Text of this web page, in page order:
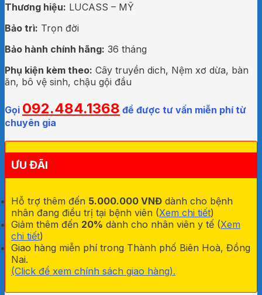
Thương hiệu: LUCASS – MỸ
Bảo trì: Trọn đời
Bảo hành chính hãng: 36 tháng
Phụ kiện kèm theo: Cây truyền dich, Nệm xơ dừa, bàn
ăn, bô vệ sinh, chậu gội đầu
Gọi 092.484.1368 để được tư vấn miễn phí từ
chuyên gia
ƯU ĐÃI
Hỗ trợ thêm đến 5.000.000 VNĐ dành cho bệnh
nhân đang điều trị tại bệnh viên (Xem chi tiết)
Giảm thêm đến 20% dành cho nhân viên y tế (Xem
chi tiết)
Giao hàng miễn phí trong Thành phố Biên Hoà, Đồng
Nai.
(Click để xem chính sách giao hàng).